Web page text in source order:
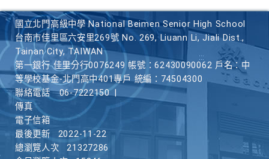
國立北門高級中學 National Beimen Senior High School
台南市佳里區六安里269號 No. 269, Liuann Li, Jiali Dist.,
Tainan City, TAIWAN
第一銀行 佳里分行0076249 帳號：62430090062 戶名：中
等學校基金-北門高中401專戶 統編：74504300
聯絡電話
06-7222150
傳真
電子信箱
最後更新
2022-11-22
總瀏覽人次
21327286